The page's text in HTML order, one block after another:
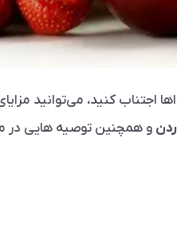
اجتناب کنید، می‌توانید
و همچنین توصیه هایی در